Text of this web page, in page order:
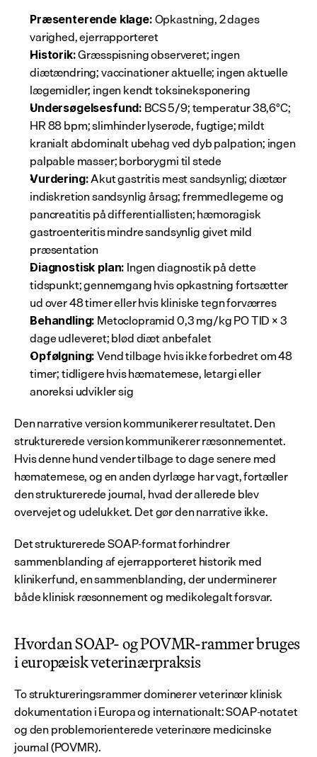
Præsenterende klage: Opkastning, 2 dages
varighed, ejerrapporteret
Historik: Græsspisning observeret; ingen
diætændring; vaccinationer aktuelle; ingen aktuelle
lægemidler; ingen kendt toksineksponering
Undersøgelsesfund: BCS 5/9; temperatur 38,6°C;
HR 88 bpm; slimhinder lyserøde, fugtige; mildt
kranialt abdominalt ubehag ved dyb palpation; ingen
palpable masser; borborygmi til stede
Vurdering: Akut gastritis mest sandsynlig; diætær
indiskretion sandsynlig årsag; fremmedlegeme og
pancreatitis på differentiallisten; hæmoragisk
gastroenteritis mindre sandsynlig givet mild
præsentation
Diagnostisk plan: Ingen diagnostik på dette
tidspunkt; gennemgang hvis opkastning fortsætter
ud over 48 timer eller hvis kliniske tegn forværres
Behandling: Metoclopramid 0,3 mg/kg PO TID × 3
dage udleveret; blød diæt anbefalet
Opfølgning: Vend tilbage hvis ikke forbedret om 48
timer; tidligere hvis hæmatemese, letargi eller
anoreksi udvikler sig
Den narrative version kommunikerer resultatet. Den
strukturerede version kommunikerer ræsonnementet.
Hvis denne hund vender tilbage to dage senere med
hæmatemese, og en anden dyrlæge har vagt, fortæller
den strukturerede journal, hvad der allerede blev
overvejet og udelukket. Det gør den narrative ikke.
Det strukturerede SOAP-format forhindrer
sammenblanding af ejerrapporteret historik med
klinikerfund, en sammenblanding, der underminerer
både klinisk ræsonnement og medikolegalt forsvar.
Hvordan SOAP- og POVMR-rammer bruges
i europæisk veterinærpraksis
To struktureringsrammer dominerer veterinær klinisk
dokumentation i Europa og internationalt: SOAP-notatet
og den problemorienterede veterinære medicinske
journal (POVMR).